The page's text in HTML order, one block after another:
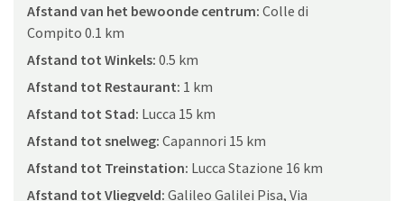
Afstand van het bewoonde centrum: Colle di
Compito 0.1 km
Afstand tot Winkels: 0.5 km
Afstand tot Restaurant: 1 km
Afstand tot Stad: Lucca 15 km
Afstand tot snelweg: Capannori 15 km
Afstand tot Treinstation: Lucca Stazione 16 km
Afstand tot Vliegveld: Galileo Galilei Pisa, Via